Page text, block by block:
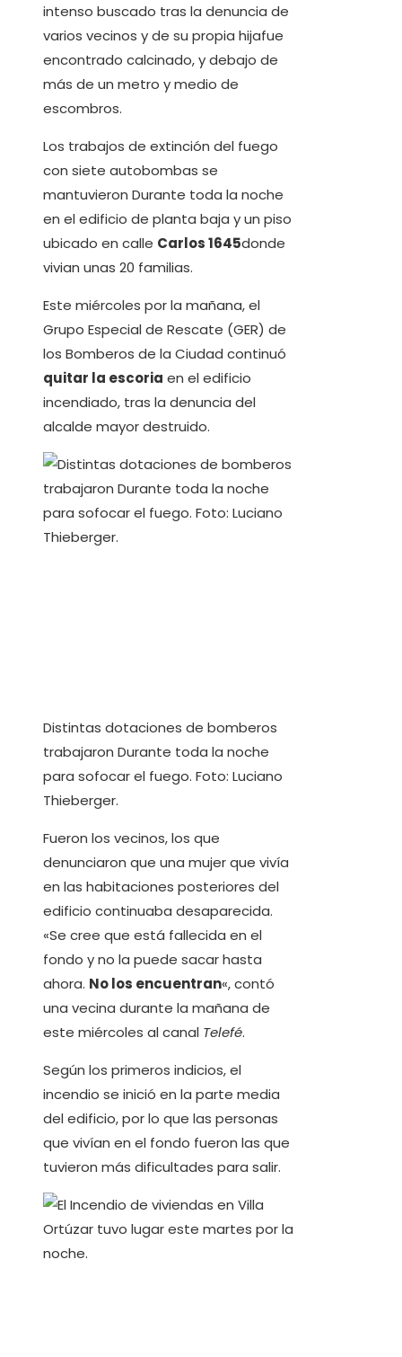
intenso buscado tras la denuncia de
varios vecinos y de su propia hijafue
encontrado calcinado, y debajo de
más de un metro y medio de
escombros.
Los trabajos de extinción del fuego
con siete autobombas se
mantuvieron Durante toda la noche
en el edificio de planta baja y un piso
ubicado en calle Carlos 1645donde
vivian unas 20 familias.
Este miércoles por la mañana, el
Grupo Especial de Rescate (GER) de
los Bomberos de la Ciudad continuó
quitar la escoria en el edificio
incendiado, tras la denuncia del
alcalde mayor destruido.
Distintas dotaciones de bomberos
trabajaron Durante toda la noche
para sofocar el fuego. Foto: Luciano
Thieberger.
Fueron los vecinos, los que
denunciaron que una mujer que vivía
en las habitaciones posteriores del
edificio continuaba desaparecida.
«Se cree que está fallecida en el
fondo y no la puede sacar hasta
ahora. No los encuentran«, contó
una vecina durante la mañana de
este miércoles al canal Telefé.
Según los primeros indicios, el
incendio se inició en la parte media
del edificio, por lo que las personas
que vivían en el fondo fueron las que
tuvieron más dificultades para salir.